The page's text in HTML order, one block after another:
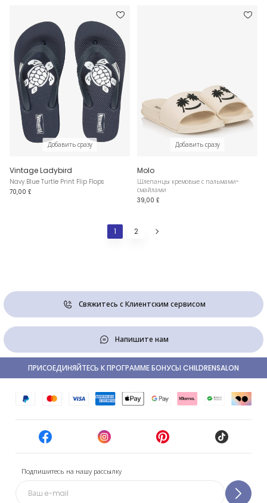
Добавить сразу
Vintage Ladybird
Navy Blue Turtle Print Flip Flops
70,00 £
Добавить сразу
Molo
Шлепанцы кремовые с пальмами-
смайлами
39,00 £
1 2
Свяжитесь с Клиентским сервисом
Напишите нам
Подпишитесь на нашу рассылку
ПРИСОЕДИНЯЙТЕСЬ К ПРОГРАММЕ БОНУСЫ CHILDRENSALON